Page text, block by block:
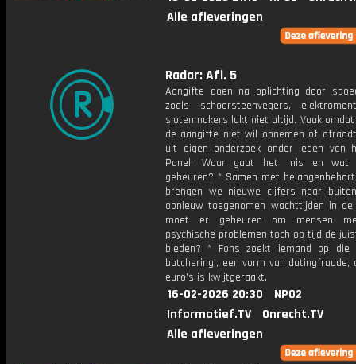
Alle afleveringen
Radar: Afl. 5
Aangifte doen na oplichting door
zoals schoorsteenvegers,
slotenmakers lukt niet altijd. Vaak
de aangifte niet wil opnemen of
uit eigen onderzoek onder leden van
Panel. Waar gaat het mis en wat
gebeuren? * Samen met
brengen we nieuwe cijfers naar
opnieuw toegenomen wachttijden in
moet er gebeuren om mensen
psychische problemen toch op tijd de
bieden? * Fons zoekt iemand op die
butchering', een vorm van datingfraude,
euro's is kwijtgeraakt.
16-02-2026 20:30
NPO2
Informatief.TV
Onrecht.TV
Alle afleveringen